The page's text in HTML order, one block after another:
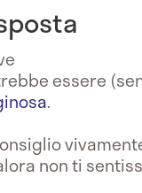
essere
.
non ti